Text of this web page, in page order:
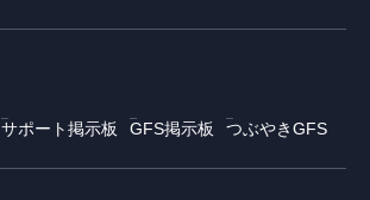
サポート掲示板 GFS掲示板 つぶやきGFS